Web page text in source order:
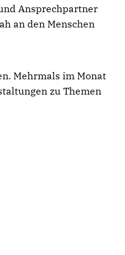
Ansprechpartner
an den Menschen
Mehrmals im Monat
zu Themen